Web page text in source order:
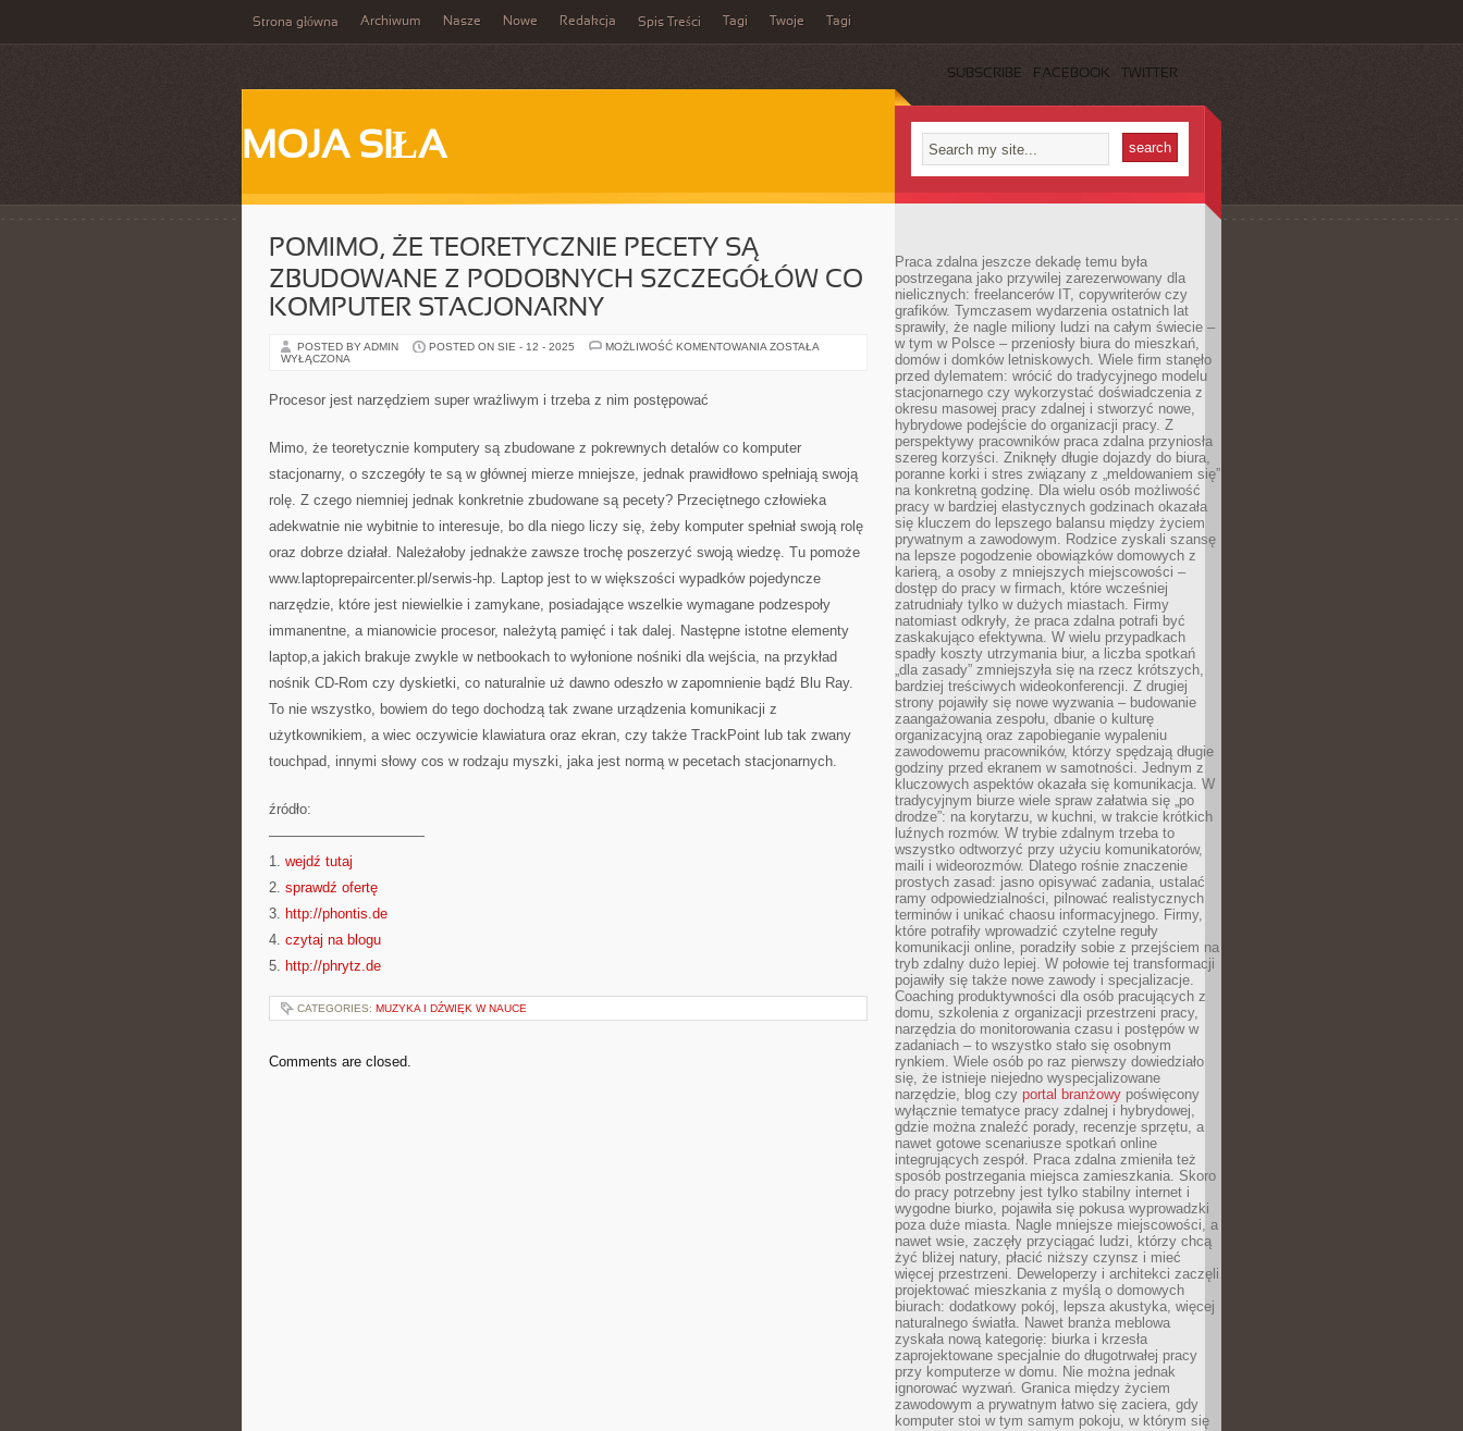
Strona główna Archiwum Nasze Nowe Redakcja Spis Treści Tagi Twoje Tagi
SUBSCRIBE FACEBOOK TWITTER
MOJA SIŁA
POMIMO, ŻE TEORETYCZNIE PECETY SĄ
ZBUDOWANE Z PODOBNYCH SZCZEGÓŁÓW CO
KOMPUTER STACJONARNY
POSTED BY ADMIN POSTED ON SIE - 12 - 2025 MOŻLIWOŚĆ KOMENTOWANIA POMIMO,
SZCZEGÓŁÓW
CO
STACJONARNY
ZOSTAŁA
WYŁĄCZONA
Procesor jest narzędziem super wrażliwym i trzeba z nim postępować
Mimo, że teoretycznie komputery są zbudowane z pokrewnych detalów co komputer
stacjonarny, o szczegóły te są w głównej mierze mniejsze, jednak prawidłowo spełniają swoją
rolę. Z czego niemniej jednak konkretnie zbudowane są pecety? Przeciętnego człowieka
adekwatnie nie wybitnie to interesuje, bo dla niego liczy się, żeby komputer spełniał swoją rolę
oraz dobrze działał. Należałoby jednakże zawsze trochę poszerzyć swoją wiedzę. Tu pomoże
www.laptoprepaircenter.pl/serwis-hp. Laptop jest to w większości wypadków pojedyncze
narzędzie, które jest niewielkie i zamykane, posiadające wszelkie wymagane podzespoły
immanentne, a mianowicie procesor, należytą pamięć i tak dalej. Następne istotne elementy
laptop,a jakich brakuje zwykle w netbookach to wyłonione nośniki dla wejścia, na przykład
nośnik CD-Rom czy dyskietki, co naturalnie uż dawno odeszło w zapomnienie bądź Blu Ray.
To nie wszystko, bowiem do tego dochodzą tak zwane urządzenia komunikacji z
użytkownikiem, a wiec oczywicie klawiatura oraz ekran, czy także TrackPoint lub tak zwany
touchpad, innymi słowy cos w rodzaju myszki, jaka jest normą w pecetach stacjonarnych.
źródło:
———————————
1. wejdź tutaj
2. sprawdź ofertę
3. http://phontis.de
4. czytaj na blogu
5. http://phrytz.de
CATEGORIES: MUZYKA I DŹWIĘK W NAUCE
Comments are closed.
Praca zdalna jeszcze dekadę temu była
postrzegana jako przywilej zarezerwowany dla
nielicznych: freelancerów IT, copywriterów czy
grafików. Tymczasem wydarzenia ostatnich lat
sprawiły, że nagle miliony ludzi na całym świecie –
w tym w Polsce – przeniosły biura do mieszkań,
domów i domków letniskowych. Wiele firm stanęło
przed dylematem: wrócić do tradycyjnego modelu
stacjonarnego czy wykorzystać doświadczenia z
okresu masowej pracy zdalnej i stworzyć nowe,
hybrydowe podejście do organizacji pracy. Z
perspektywy pracowników praca zdalna przyniosła
szereg korzyści. Zniknęły długie dojazdy do biura,
poranne korki i stres związany z „meldowaniem się”
na konkretną godzinę. Dla wielu osób możliwość
pracy w bardziej elastycznych godzinach okazała
się kluczem do lepszego balansu między życiem
prywatnym a zawodowym. Rodzice zyskali szansę
na lepsze pogodzenie obowiązków domowych z
karierą, a osoby z mniejszych miejscowości –
dostęp do pracy w firmach, które wcześniej
zatrudniały tylko w dużych miastach. Firmy
natomiast odkryły, że praca zdalna potrafi być
zaskakująco efektywna. W wielu przypadkach
spadły koszty utrzymania biur, a liczba spotkań
„dla zasady” zmniejszyła się na rzecz krótszych,
bardziej treściwych wideokonferencji. Z drugiej
strony pojawiły się nowe wyzwania – budowanie
zaangażowania zespołu, dbanie o kulturę
organizacyjną oraz zapobieganie wypaleniu
zawodowemu pracowników, którzy spędzają długie
godziny przed ekranem w samotności. Jednym z
kluczowych aspektów okazała się komunikacja. W
tradycyjnym biurze wiele spraw załatwia się „po
drodze”: na korytarzu, w kuchni, w trakcie krótkich
luźnych rozmów. W trybie zdalnym trzeba to
wszystko odtworzyć przy użyciu komunikatorów,
maili i wideorozmów. Dlatego rośnie znaczenie
prostych zasad: jasno opisywać zadania, ustalać
ramy odpowiedzialności, pilnować realistycznych
terminów i unikać chaosu informacyjnego. Firmy,
które potrafiły wprowadzić czytelne reguły
komunikacji online, poradziły sobie z przejściem na
tryb zdalny dużo lepiej. W połowie tej transformacji
pojawiły się także nowe zawody i specjalizacje.
Coaching produktywności dla osób pracujących z
domu, szkolenia z organizacji przestrzeni pracy,
narzędzia do monitorowania czasu i postępów w
zadaniach – to wszystko stało się osobnym
rynkiem. Wiele osób po raz pierwszy dowiedziało
się, że istnieje niejedno wyspecjalizowane
narzędzie, blog czy portal branżowy poświęcony
wyłącznie tematyce pracy zdalnej i hybrydowej,
gdzie można znaleźć porady, recenzje sprzętu, a
nawet gotowe scenariusze spotkań online
integrujących zespół. Praca zdalna zmieniła też
sposób postrzegania miejsca zamieszkania. Skoro
do pracy potrzebny jest tylko stabilny internet i
wygodne biurko, pojawiła się pokusa wyprowadzki
poza duże miasta. Nagle mniejsze miejscowości, a
nawet wsie, zaczęły przyciągać ludzi, którzy chcą
żyć bliżej natury, płacić niższy czynsz i mieć
więcej przestrzeni. Deweloperzy i architekci zaczęli
projektować mieszkania z myślą o domowych
biurach: dodatkowy pokój, lepsza akustyka, więcej
naturalnego światła. Nawet branża meblowa
zyskała nową kategorię: biurka i krzesła
zaprojektowane specjalnie do długotrwałej pracy
przy komputerze w domu. Nie można jednak
ignorować wyzwań. Granica między życiem
zawodowym a prywatnym łatwo się zaciera, gdy
komputer stoi w tym samym pokoju, w którym się